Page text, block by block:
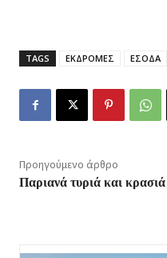
TAGS ΕΚΔΡΟΜΕΣ ΕΣΟΔΑ
Προηγούμενο άρθρο
Παριανά τυριά και